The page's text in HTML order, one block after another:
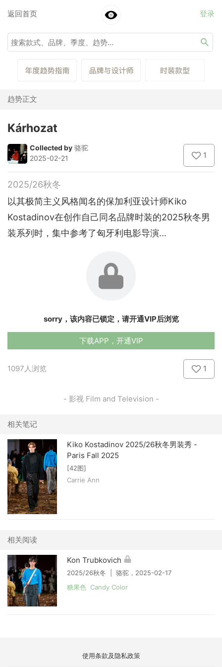
返回首页 登录
趋势正文
Kárhozat
Collected by 骆驼
2025-02-21
1
2025/26秋冬
以其极简主义风格闻名的保加利亚设计师Kiko
Kostadinov在创作自己同名品牌时装的2025秋冬男
装系列时，集中参考了匈牙利电影导演‌...
sorry，该内容已锁定，请开通VIP后浏览
下载APP，开通VIP
1097人浏览 1
- 影视 Film and Television -
相关笔记
Kiko Kostadinov 2025/26秋冬男装秀 -
Paris Fall 2025
[42图]
Carrie Ann
相关阅读
Kon Trubkovich
2025/26秋冬 | 骆驼，2025-02-17
糖果色 Candy Color
使用条款及隐私政策